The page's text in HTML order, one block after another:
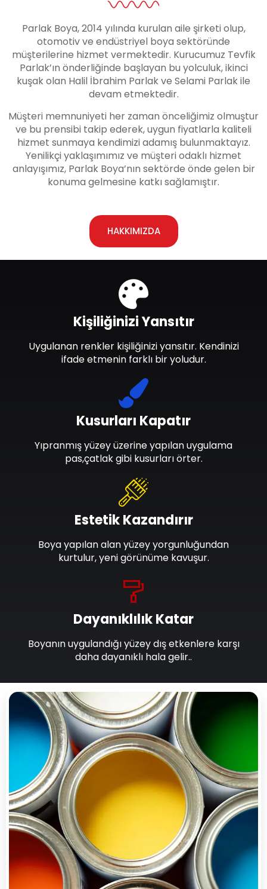
Parlak Boya, 2014 yılında kurulan aile şirketi olup,
otomotiv ve endüstriyel boya sektöründe
müşterilerine hizmet vermektedir. Kurucumuz Tevfik
Parlak’ın önderliğinde başlayan bu yolculuk, ikinci
kuşak olan Halil İbrahim Parlak ve Selami Parlak ile
devam etmektedir.
Müşteri memnuniyeti her zaman önceliğimiz olmuştur
ve bu prensibi takip ederek, uygun fiyatlarla kaliteli
hizmet sunmaya kendimizi adamış bulunmaktayız.
Yenilikçi yaklaşımımız ve müşteri odaklı hizmet
anlayışımız, Parlak Boya’nın sektörde önde gelen bir
konuma gelmesine katkı sağlamıştır.
HAKKIMIZDA
Dayanıklılık Katar
Boyanın uygulandığı yüzey dış etkenlere karşı
daha dayanıklı hala gelir..
Estetik Kazandırır
Boya yapılan alan yüzey yorgunluğundan
kurtulur, yeni görünüme kavuşur.
Kusurları Kapatır
Yıpranmış yüzey üzerine yapılan uygulama
pas,çatlak gibi kusurları örter.
Kişiliğinizi Yansıtır
Uygulanan renkler kişiliğinizi yansıtır. Kendinizi
ifade etmenin farklı bir yoludur.